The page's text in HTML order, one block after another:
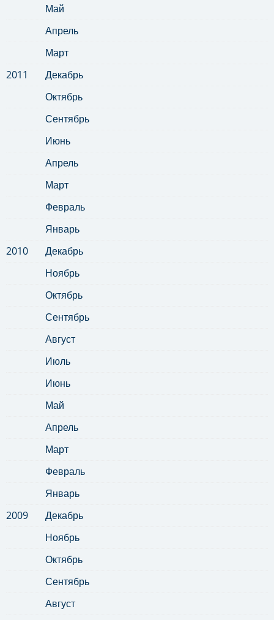
Май
Апрель
Март
2011
Декабрь
Октябрь
Сентябрь
Июнь
Апрель
Март
Февраль
Январь
2010
Декабрь
Ноябрь
Октябрь
Сентябрь
Август
Июль
Июнь
Май
Апрель
Март
Февраль
Январь
2009
Декабрь
Ноябрь
Октябрь
Сентябрь
Август